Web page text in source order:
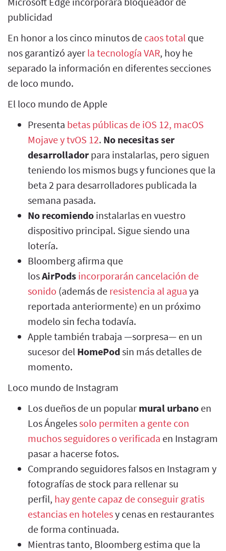
publicidad
En honor a los cinco minutos de caos total que
nos garantizó ayer la tecnología VAR, hoy he
separado la información en diferentes secciones
de loco mundo.
El loco mundo de Apple
Presenta betas públicas de iOS 12, macOS
Mojave y tvOS 12. No necesitas ser
desarrollador para instalarlas, pero siguen
teniendo los mismos bugs y funciones que la
beta 2 para desarrolladores publicada la
semana pasada.
No recomiendo instalarlas en vuestro
dispositivo principal. Sigue siendo una
lotería.
Bloomberg afirma que
losAirPods incorporarán cancelación de
sonido (además de resistencia al agua ya
reportada anteriormente) en un próximo
modelo sin fecha todavía.
Apple también trabaja —sorpresa— en un
sucesor del HomePodsin más detalles de
momento.
Loco mundo de Instagram
Los dueños de un popular mural urbano en
Los Ángelessolo permiten a gente con
muchos seguidores o verificada en Instagram
pasar a hacerse fotos.
Comprando seguidores falsos en Instagram y
fotografías de stock para rellenar su
perfil, hay gente capaz de conseguir gratis
estancias en hotelesy cenas en restaurantes
de forma continuada.
Mientras tanto, Bloomberg estima que la